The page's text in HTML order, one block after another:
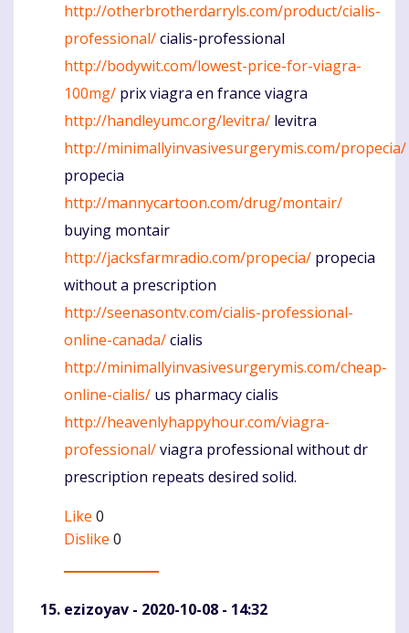
http://otherbrotherdarryls.com/product/cialis-
professional/cialis-professional
http://bodywit.com/lowest-price-for-viagra-
100mg/ prix viagra en france viagra
http://handleyumc.org/levitra/ levitra
http://minimallyinvasivesurgerymis.com/propecia/
propecia
http://mannycartoon.com/drug/montair/
buying montair
http://jacksfarmradio.com/propecia/ propecia
without a prescription
http://seenasontv.com/cialis-professional-
online-canada/cialis
http://minimallyinvasivesurgerymis.com/cheap-
online-cialis/ us pharmacy cialis
http://heavenlyhappyhour.com/viagra-
professional/viagra professional without dr
prescription repeats desired solid.
Like 0
Dislike 0
ezizoyav - 2020-10-08 - 14:32